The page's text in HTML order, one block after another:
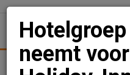
Juridisch | Fiscaal
neemt